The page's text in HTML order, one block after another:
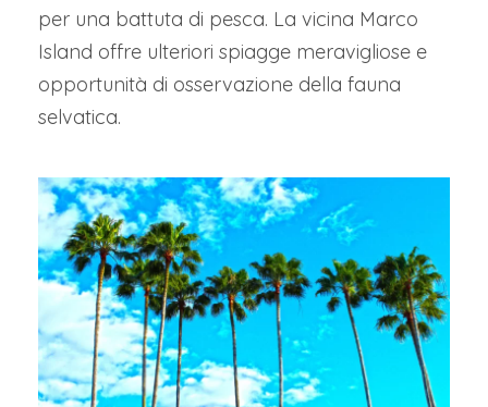
per una battuta di pesca. La vicina Marco
Island offre ulteriori spiagge meravigliose e
opportunità di osservazione della fauna
selvatica.